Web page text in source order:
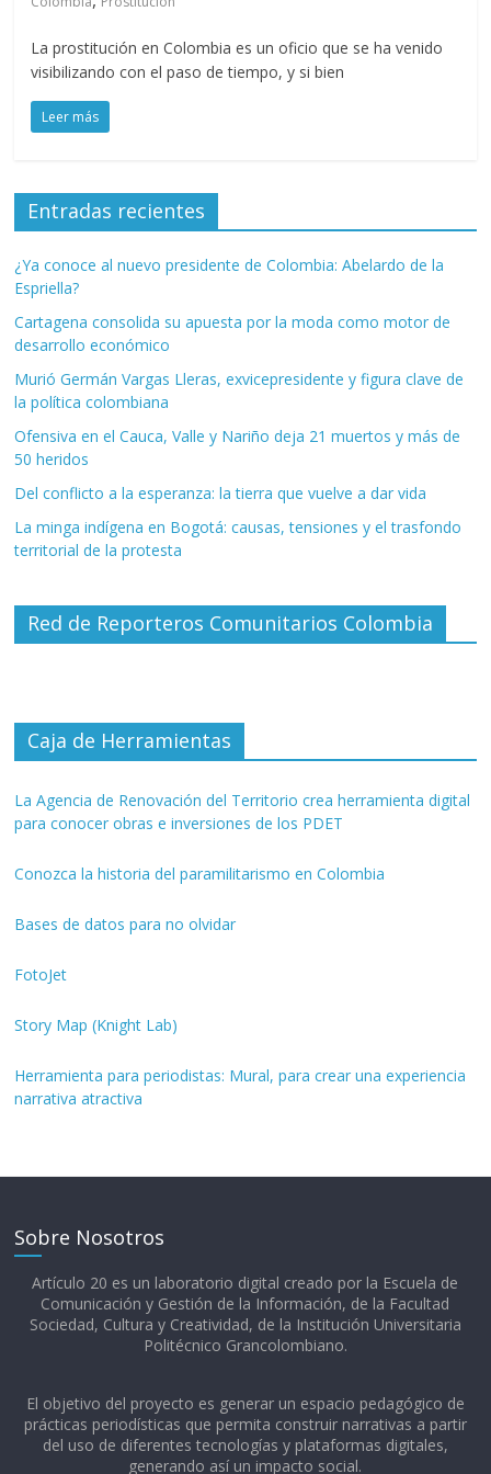
La prostitución en Colombia es un oficio que se ha venido
visibilizando con el paso de tiempo, y si bien
Leer más
Entradas recientes
¿Ya conoce al nuevo presidente de Colombia: Abelardo de la
Espriella?
Cartagena consolida su apuesta por la moda como motor de
desarrollo económico
Murió Germán Vargas Lleras, exvicepresidente y figura clave de
la política colombiana
Ofensiva en el Cauca, Valle y Nariño deja 21 muertos y más de
50 heridos
Del conflicto a la esperanza: la tierra que vuelve a dar vida
La minga indígena en Bogotá: causas, tensiones y el trasfondo
territorial de la protesta
Red de Reporteros Comunitarios Colombia
Caja de Herramientas
La Agencia de Renovación del Territorio crea herramienta digital
para conocer obras e inversiones de los PDET
Conozca la historia del paramilitarismo en Colombia
Bases de datos para no olvidar
FotoJet
Story Map (Knight Lab)
Herramienta para periodistas: Mural, para crear una experiencia
narrativa atractiva
Sobre Nosotros
Artículo 20 es un laboratorio digital creado por la Escuela de
Comunicación y Gestión de la Información, de la Facultad
Sociedad, Cultura y Creatividad, de la Institución Universitaria
Politécnico Grancolombiano.​
El objetivo del proyecto es generar un espacio pedagógico de
prácticas periodísticas que permita construir narrativas a partir
del uso de diferentes tecnologías y plataformas digitales,
generando así un impacto social.